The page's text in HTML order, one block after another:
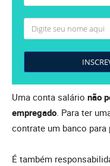
Uma conta salário não
empregado. Para ter
contrate um banco
É também